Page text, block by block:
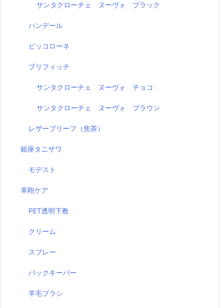
サンタクローチェ ヌーヴォ ブラック
ハンデール
ピッコローネ
ブリフィッチ
サンタクローチェ ヌーヴォ チョコ
サンタクローチェ ヌーヴォ ブラウン
レザーブリーフ（焦茶）
銀座タニザワ
モデスト
革鞄ケア
PET透明下敷
クリーム
スプレー
バックキーパー
羊毛ブラシ